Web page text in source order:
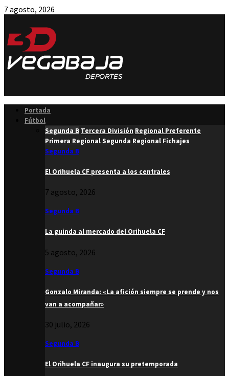
7 agosto, 2026
Portada
Fútbol
Segunda B Tercera División Regional Preferente
Primera RegionalSegunda Regional Fichajes
Segunda B
El Orihuela CF presenta a los centrales
7 agosto, 2026
Segunda B
La guinda al mercado del Orihuela CF
5 agosto, 2026
Segunda B
Gonzalo Miranda: «La afición siempre se prende y nos
van a acompañar»
30 julio, 2026
Segunda B
El Orihuela CF inaugura su pretemporada